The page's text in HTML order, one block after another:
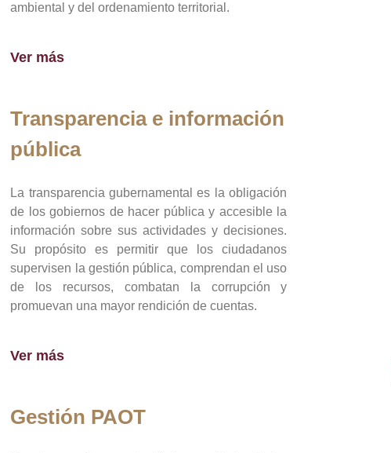
ambiental y del ordenamiento territorial.
Ver más
Transparencia e información
pública
La transparencia gubernamental es la obligación
de los gobiernos de hacer pública y accesible la
información sobre sus actividades y decisiones.
Su propósito es permitir que los ciudadanos
supervisen la gestión pública, comprendan el uso
de los recursos, combatan la corrupción y
promuevan una mayor rendición de cuentas.
Ver más
Gestión PAOT